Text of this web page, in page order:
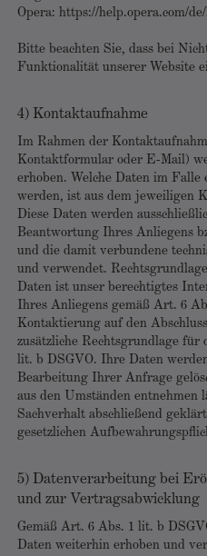
Opera: https://help.opera.com/
Bitte beachten Sie, dass bei
Funktionalität unserer Website
4) Kontaktaufnahme
Im Rahmen der
Kontaktformular oder E-Mail)
erhoben. Welche Daten im
werden, ist aus dem jeweiligen
Diese Daten werden
Beantwortung Ihres Anliegens
und die damit verbundene
und verwendet.
Daten ist unser berechtigtes
Ihres Anliegens gemäß Art. 6
Kontaktierung auf den
zusätzliche Rechtsgrundlage
lit. b DSGVO. Ihre Daten
Bearbeitung Ihrer Anfrage
aus den Umständen entnehmen
Sachverhalt abschließend
gesetzlichen
5) Datenverarbeitung bei
und zur Vertragsabwicklung
Gemäß Art. 6 Abs. 1 lit. b
Daten weiterhin erhoben und